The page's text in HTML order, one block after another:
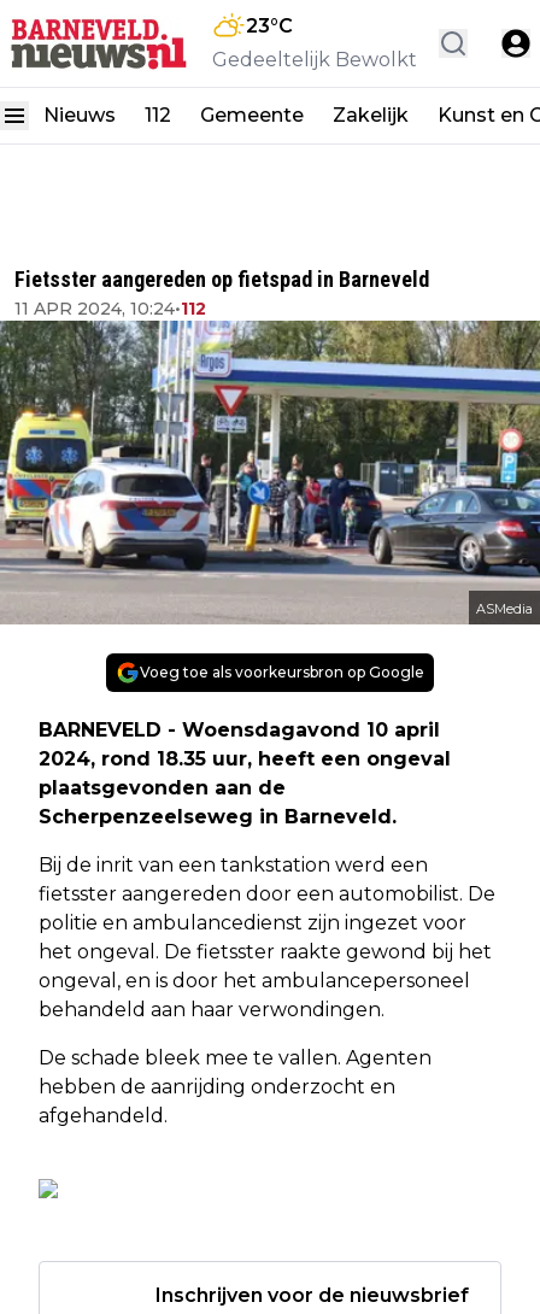
23°C
Gedeeltelijk Bewolkt
Nieuws 112 Gemeente Zakelijk Kunst en
Fietsster aangereden op fietspad in Barneveld
11 APR 2024, 10:24•112
ASMedia
Voeg toe als voorkeursbron op Google
BARNEVELD - Woensdagavond 10 april
2024, rond 18.35 uur, heeft een ongeval
plaatsgevonden aan de
Scherpenzeelseweg in Barneveld.
Bij de inrit van een tankstation werd een
fietsster aangereden door een automobilist. De
politie en ambulancedienst zijn ingezet voor
het ongeval. De fietsster raakte gewond bij het
ongeval, en is door het ambulancepersoneel
behandeld aan haar verwondingen.
De schade bleek mee te vallen. Agenten
hebben de aanrijding onderzocht en
afgehandeld.
Inschrijven voor de nieuwsbrief